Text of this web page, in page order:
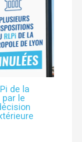
de la
le